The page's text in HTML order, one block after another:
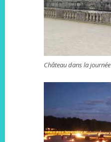
Château dans la journée